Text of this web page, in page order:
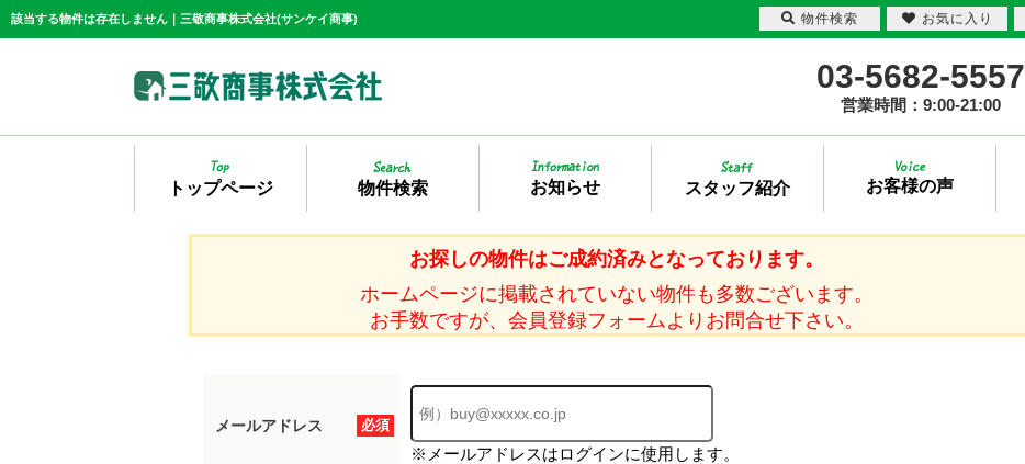
該当する物件は存在しません｜三敬商事株式会社(サンケイ商事)
03-5682-5557
営業時間：9:00-21:00
トップページ 物件検索 お知らせ スタッフ紹介 お客様の声
お探しの物件はご成約済みとなっております。
ホームページに掲載されていない物件も多数ございます。
お手数ですが、会員登録フォームよりお問合せ下さい。
必須
メールアドレス
※メールアドレスはログインに使用します。
物件検索 お気に入り